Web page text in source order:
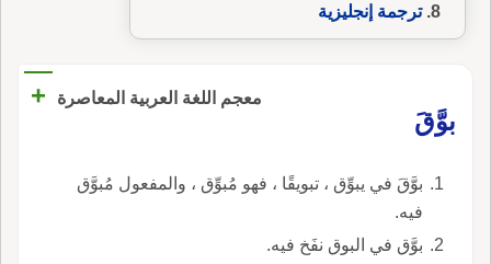
ترجمة إنجليزية
معجم اللغة العربية المعاصرة
+
بوَّقَ
بوَّقَ في يبوِّق ، تبويقًا ، فهو مُبوِّق ، والمفعول مُبوَّق
فيه.
بوَّق في البوق نفَخ فيه.